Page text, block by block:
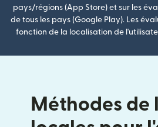
pays/régions (App Store) et sur les
de tous les pays (Google Play). Les
fonction de la localisation de
Méthodes de